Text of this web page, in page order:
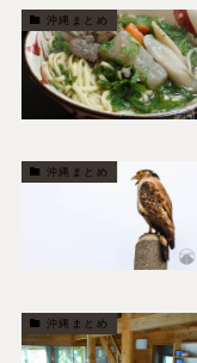
沖縄まとめ
沖縄まとめ
沖縄まとめ